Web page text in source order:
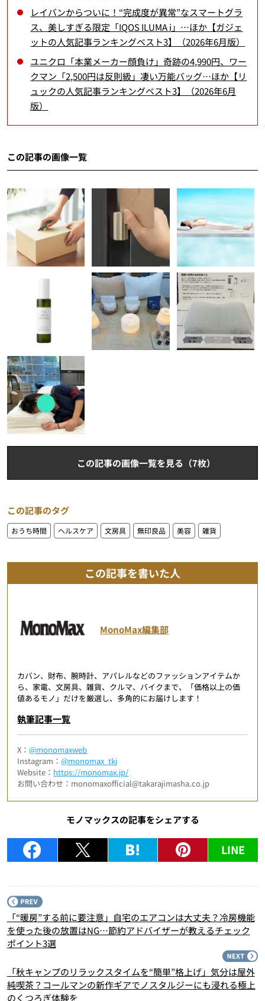
レイバンからついに！“完成度が異常”なスマートグラ
ス、美しすぎる限定「IQOS ILUMA i」…ほか【ガジェ
ットの人気記事ランキングベスト3】（2026年6月版）
ユニクロ「本業メーカー顔負け」奇跡の4,990円、ワー
クマン「2,500円は反則級」凄い万能バッグ…ほか【リ
ュックの人気記事ランキングベスト3】（2026年6月
版）
この記事の画像一覧
この記事の画像一覧を見る（7枚）
この記事のタグ
おうち時間 ヘルスケア 文房具 無印良品 美容 雑貨
この記事を書いた人
MonoMax編集部
カバン、財布、腕時計、アパレルなどのファッションアイテムか
ら、家電、文房具、雑貨、クルマ、バイクまで、「価格以上の価
値あるモノ」だけを厳選し、多角的にお届けします！
執筆記事一覧
X：@monomaxweb
Instagram：@monomax_tkj
Website： https://monomax.jp/
お問い合わせ：monomaxofficial@takarajimasha.co.jp
モノマックスの記事をシェアする
LINE
「“暖房”する前に要注意」自宅のエアコンは大丈夫？冷房機能
を使った後の放置はNG…節約アドバイザーが教えるチェック
ポイント3選
「秋キャンプのリラックスタイムを“簡単”格上げ」気分は屋外
純喫茶？コールマンの新作ギアでノスタルジーにも浸れる極上
のくつろぎ体験を